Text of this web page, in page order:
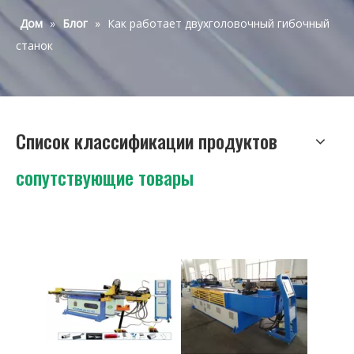
Дом » Блог » Как работает двухголовочный гибочный
станок
Список классификации продуктов
сопутствующие товары